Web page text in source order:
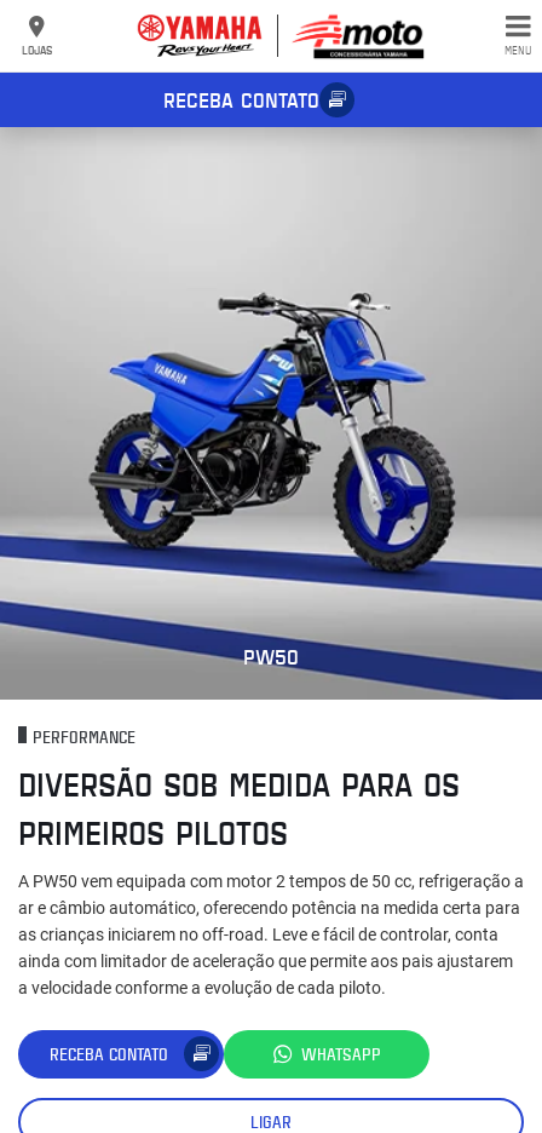
LOJAS MENU
RECEBA CONTATO
PW50
PERFORMANCE
DIVERSÃO SOB MEDIDA PARA OS
PRIMEIROS PILOTOS
A PW50 vem equipada com motor 2 tempos de 50 cc, refrigeração a
ar e câmbio automático, oferecendo potência na medida certa para
as crianças iniciarem no off-road. Leve e fácil de controlar, conta
ainda com limitador de aceleração que permite aos pais ajustarem
a velocidade conforme a evolução de cada piloto.
RECEBA CONTATO WHATSAPP
LIGAR